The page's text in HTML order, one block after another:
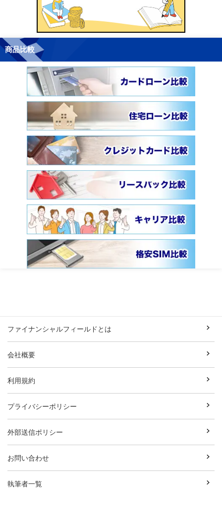
商品比較
ファイナンシャルフィールドとは
会社概要
利用規約
プライバシーポリシー
外部送信ポリシー
お問い合わせ
執筆者一覧